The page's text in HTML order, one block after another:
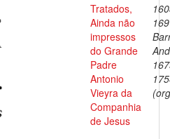
Tratados,
Ainda não
impressos
do Grande
Padre
Antonio
Vieyra da
Companhia
de Jesus